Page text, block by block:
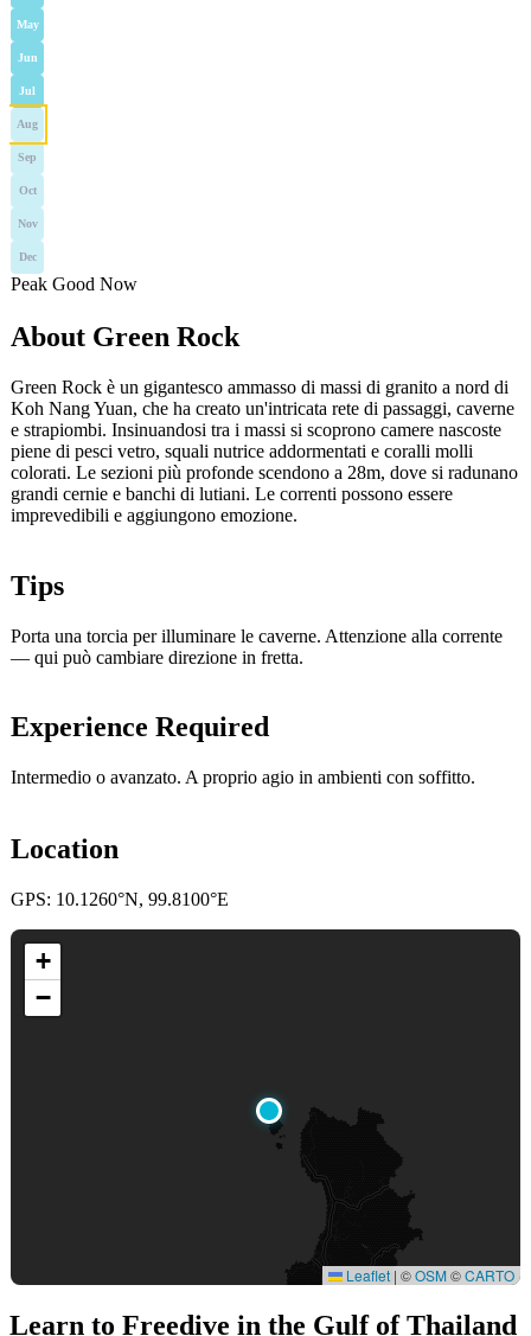
May
Jun
Jul
Aug
Sep
Oct
Nov
Dec
Peak Good Now
About Green Rock
Green Rock è un gigantesco ammasso di massi di granito a nord di
Koh Nang Yuan, che ha creato un'intricata rete di passaggi, caverne
e strapiombi. Insinuandosi tra i massi si scoprono camere nascoste
piene di pesci vetro, squali nutrice addormentati e coralli molli
colorati. Le sezioni più profonde scendono a 28m, dove si radunano
grandi cernie e banchi di lutiani. Le correnti possono essere
imprevedibili e aggiungono emozione.
Tips
Porta una torcia per illuminare le caverne. Attenzione alla corrente
— qui può cambiare direzione in fretta.
Experience Required
Intermedio o avanzato. A proprio agio in ambienti con soffitto.
Location
GPS: 10.1260°N, 99.8100°E
+
−
Leaflet | ©OSM©CARTO
Learn to Freedive in the Gulf of Thailand